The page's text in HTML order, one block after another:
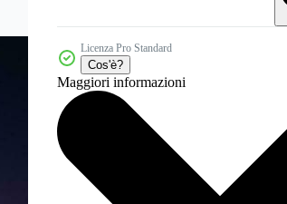
Licenza Pro Standard
Cos'è?
Maggiori informazioni